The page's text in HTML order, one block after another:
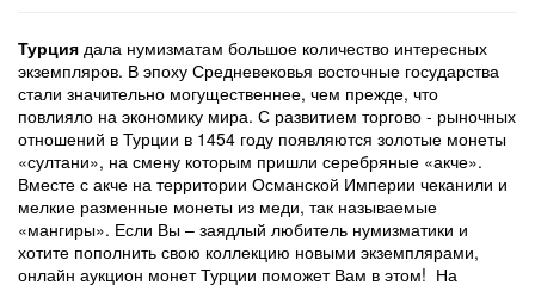
Турция дала нумизматам большое количество интересных
экземпляров. В эпоху Средневековья восточные государства
стали значительно могущественнее, чем прежде, что
повлияло на экономику мира. С развитием торгово - рыночных
отношений в Турции в 1454 году появляются золотые монеты
«султани», на смену которым пришли серебряные «акче».
Вместе с акче на территории Османской Империи чеканили и
мелкие разменные монеты из меди, так называемые
«мангиры». Если Вы – заядлый любитель нумизматики и
хотите пополнить свою коллекцию новыми экземплярами,
онлайн аукцион монет Турции поможет Вам в этом! На